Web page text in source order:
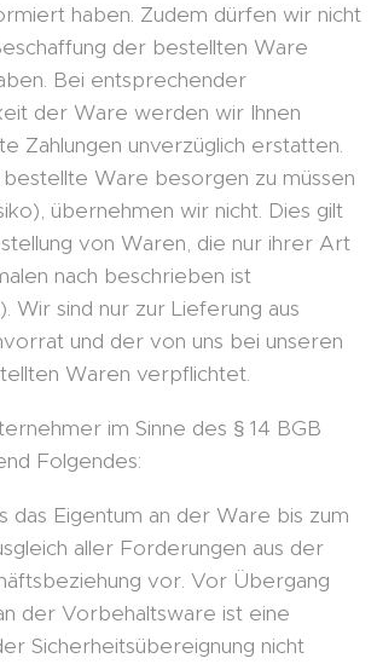
haben. Zudem dürfen wir nicht
der bestellten Ware
Bei entsprechender
der Ware werden wir Ihnen
Zahlungen unverzüglich erstatten.
bestellte Ware besorgen zu müssen
übernehmen wir nicht. Dies gilt
von Waren, die nur ihrer Art
nach beschrieben ist
Wir sind nur zur Lieferung aus
und der von uns bei unseren
Waren verpflichtet.
im Sinne des § 14 BGB
Folgendes:
das Eigentum an der Ware bis zum
aller Forderungen aus der
vor. Vor Übergang
der Vorbehaltsware ist eine
Sicherheitsübereignung nicht